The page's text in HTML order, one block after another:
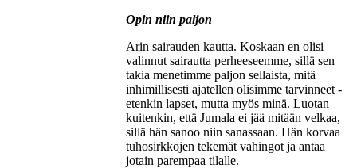
Opin niin paljon
Arin sairauden kautta. Koskaan en olisi
valinnut sairautta perheeseemme, sillä sen
takia menetimme paljon sellaista, mitä
inhimillisesti ajatellen olisimme tarvinneet -
etenkin lapset, mutta myös minä. Luotan
kuitenkin, että Jumala ei jää mitään velkaa,
sillä hän sanoo niin sanassaan. Hän korvaa
tuhosirkkojen tekemät vahingot ja antaa
jotain parempaa tilalle.